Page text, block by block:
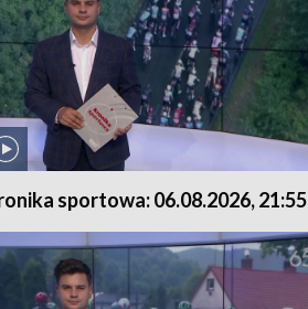
sportowa: 06.08.2026, 21:55